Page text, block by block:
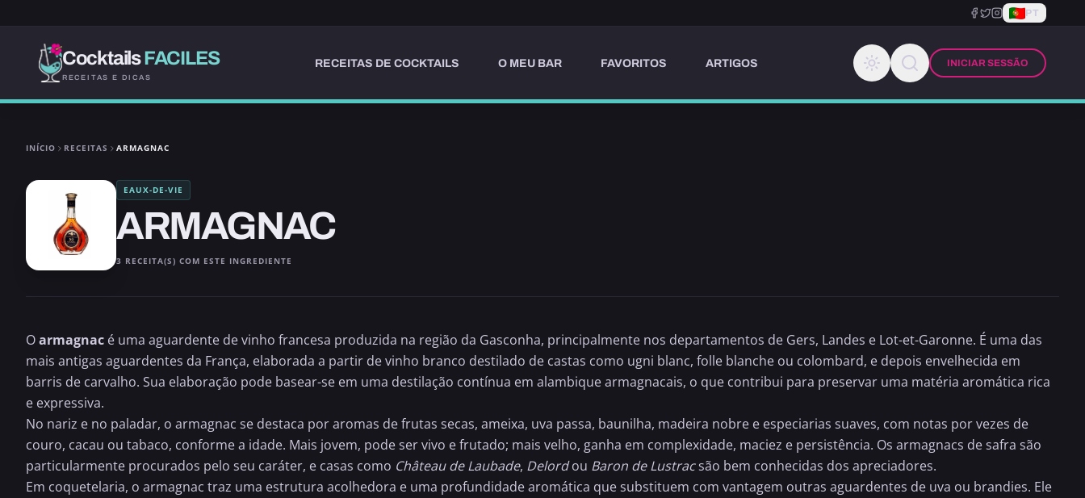
PT
CocktailsFACILES
RECEITAS E DICAS
RECEITAS DE COCKTAILS O MEU BAR FAVORITOS ARTIGOS INICIAR SESSÃO
INÍCIO RECEITAS ARMAGNAC
EAUX-DE-VIE
ARMAGNAC
3 RECEITA(S) COM ESTE INGREDIENTE
Oarmagnac é uma aguardente de vinho francesa produzida na região da Gasconha, principalmente nos departamentos de Gers, Landes e Lot-et-Garonne. É uma das
mais antigas aguardentes da França, elaborada a partir de vinho branco destilado de castas como ugni blanc, folle blanche ou colombard, e depois envelhecida em
barris de carvalho. Sua elaboração pode basear-se em uma destilação contínua em alambique armagnacais, o que contribui para preservar uma matéria aromática rica
e expressiva.
No nariz e no paladar, o armagnac se destaca por aromas de frutas secas, ameixa, uva passa, baunilha, madeira nobre e especiarias suaves, com notas por vezes de
couro, cacau ou tabaco, conforme a idade. Mais jovem, pode ser vivo e frutado; mais velho, ganha em complexidade, maciez e persistência. Os armagnacs de safra são
particularmente procurados pelo seu caráter, e casas como Château de Laubade, Delordou Baron de Lustracsão bem conhecidas dos apreciadores.
Em coquetelaria, o armagnac traz uma estrutura acolhedora e uma profundidade aromática que substituem com vantagem outras aguardentes de uva ou brandies. Ele